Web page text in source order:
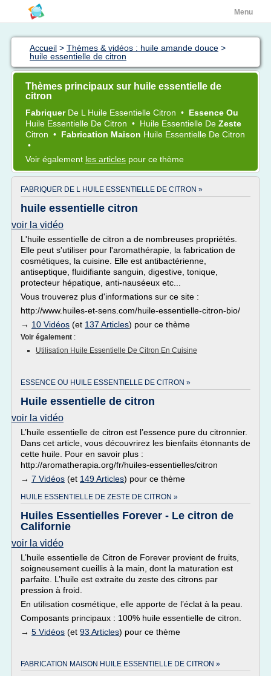
Menu
Accueil > Thèmes & vidéos : huile amande douce >
huile essentielle de citron
Thèmes principaux sur huile essentielle de
citron
Fabriquer De L Huile Essentielle Citron • Essence Ou
Huile Essentielle De Citron • Huile Essentielle De Zeste
Citron • Fabrication Maison Huile Essentielle De Citron
•
Voir également les articles pour ce thème
FABRIQUER DE L HUILE ESSENTIELLE DE CITRON »
huile essentielle citron
voir la vidéo
L'huile essentielle de citron a de nombreuses propriétés.
Elle peut s'utiliser pour l'aromathérapie, la fabrication de
cosmétiques, la cuisine. Elle est antibactérienne,
antiseptique, fluidifiante sanguin, digestive, tonique,
protecteur hépatique, anti-nauséeux etc...
Vous trouverez plus d'informations sur ce site :
http://www.huiles-et-sens.com/huile-essentielle-citron-bio/
→ 10 Vidéos (et 137 Articles) pour ce thème
Voir également :
Utilisation Huile Essentielle De Citron En Cuisine
ESSENCE OU HUILE ESSENTIELLE DE CITRON »
Huile essentielle de citron
voir la vidéo
L’huile essentielle de citron est l’essence pure du citronnier.
Dans cet article, vous découvrirez les bienfaits étonnants de
cette huile. Pour en savoir plus :
http://aromatherapia.org/fr/huiles-essentielles/citron
→ 7 Vidéos (et 149 Articles) pour ce thème
HUILE ESSENTIELLE DE ZESTE DE CITRON »
Huiles Essentielles Forever - Le citron de
Californie
voir la vidéo
L’huile essentielle de Citron de Forever provient de fruits,
soigneusement cueillis à la main, dont la maturation est
parfaite. L’huile est extraite du zeste des citrons par
pression à froid.
En utilisation cosmétique, elle apporte de l’éclat à la peau.
Composants principaux : 100% huile essentielle de citron.
→ 5 Vidéos (et 93 Articles) pour ce thème
FABRICATION MAISON HUILE ESSENTIELLE DE CITRON »